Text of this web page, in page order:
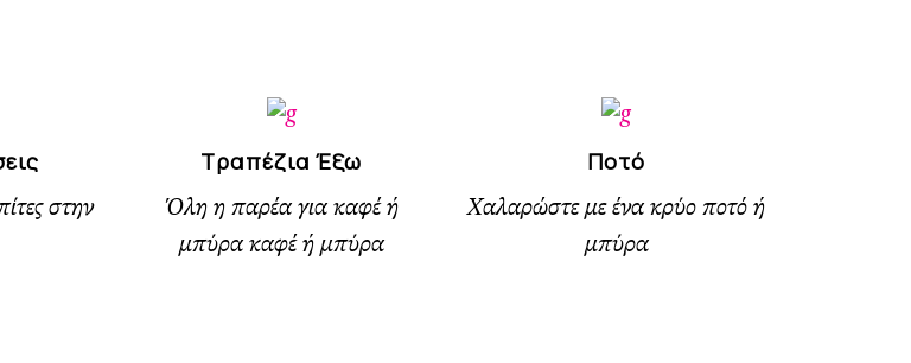
στην
Τραπέζια Έξω
Όλη η παρέα για καφέ ή
μπύρα καφέ ή μπύρα
Ποτό
Χαλαρώστε με ένα κρύο ποτό ή
μπύρα